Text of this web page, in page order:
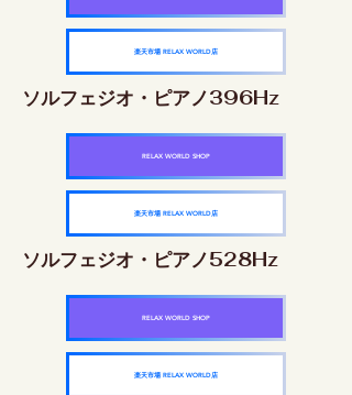
楽天市場 RELAX WORLD店
ソルフェジオ・ピアノ396Hz
RELAX WORLD SHOP
楽天市場 RELAX WORLD店
ソルフェジオ・ピアノ528Hz
RELAX WORLD SHOP
楽天市場 RELAX WORLD店